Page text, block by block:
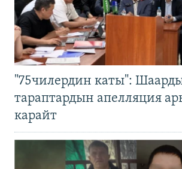
"75чилердин каты":
тараптардын апелляция
карайт